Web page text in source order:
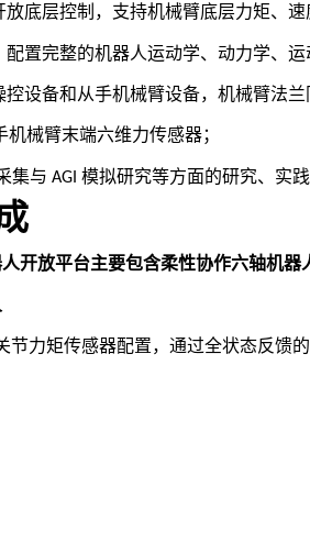
底层控制，支持机械臂底层力矩、
置完整的机器人运动学、动力学、
控设备和从手机械臂设备，机械臂法
械臂末端六维力传感器；
集与 AGI 模拟研究等方面的研究、实
开放平台主要包含柔性协作六轴机器
节力矩传感器配置，通过全状态反馈